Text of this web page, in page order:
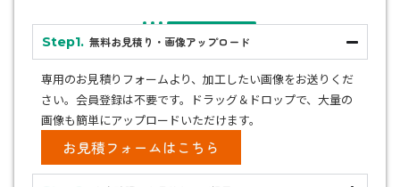
Step1. 無料お見積り・画像アップロード
専用のお見積りフォームより、加工したい画像をお送りくだ
さい。会員登録は不要です。ドラッグ＆ドロップで、大量の
画像も簡単にアップロードいただけます。
お見積フォームはこちら